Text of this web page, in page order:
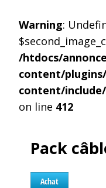
Warning:
/htdocs/
content/
content/
on line 412
Pack
Achat